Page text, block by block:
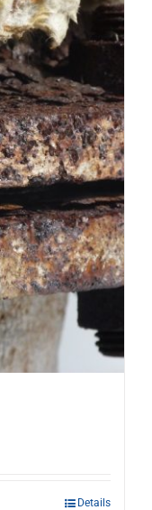
Details